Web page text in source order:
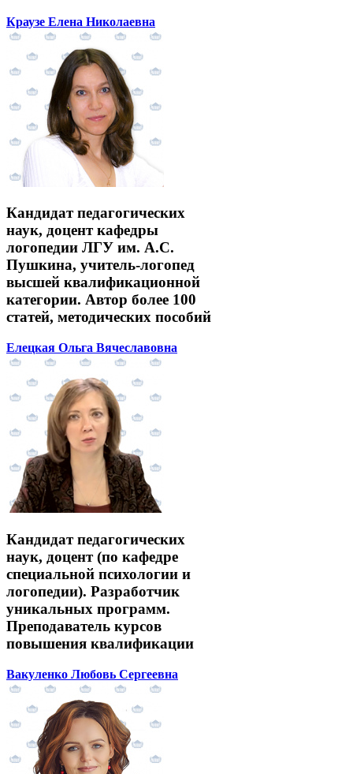
Краузе Елена Николаевна
Кандидат педагогических
наук, доцент кафедры
логопедии ЛГУ им. А.С.
Пушкина, учитель-логопед
высшей квалификационной
категории. Автор более 100
статей, методических пособий
Елецкая Ольга Вячеславовна
Кандидат педагогических
наук, доцент (по кафедре
специальной психологии и
логопедии). Разработчик
уникальных программ.
Преподаватель курсов
повышения квалификации
Вакуленко Любовь Сергеевна